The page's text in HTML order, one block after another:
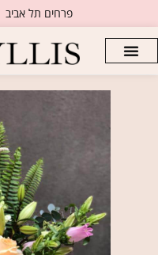
פרחים תל